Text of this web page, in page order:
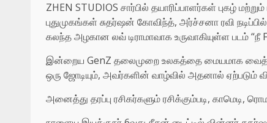
ZHEN STUDIOS சார்பில் தயாரிப்பாளர்கள் புகழ்
புதுமுகங்கள் சுதர்ஷன் கோவிந்த், அர்ச்சனா ரவி
கலந்த அழகான லவ் டிராமாவாக உருவாகியுள்ள படம் “நீ
இன்றைய GenZ தலைமுறை உலகத்தை மையமாக
ஒரு ஜோடியும், அவர்களின் வாழ்வில் அதனால் ஏற்படும்
அனைத்து தரப்பு ரசிகர்களும் ரசிக்கும்படி, காமெடி,